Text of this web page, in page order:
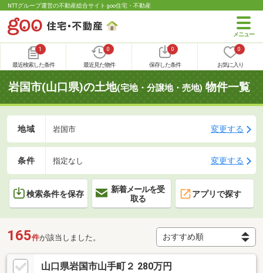
NTTグループ運営の不動産総合サイト goo住宅・不動産
1
最近検索した条件
0
最近見た物件
0
保存した条件
0
お気に入り
岩国市(山口県)の土地(宅地・分譲地・売地) 物件一覧
地域 岩国市 変更する
条件 指定なし 変更する
検索条件を保存
新着メールを受
取る
アプリで探す
165件が該当しました。
山口県岩国市山手町２ 280万円